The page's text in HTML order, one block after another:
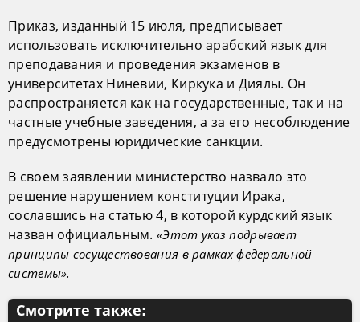
Приказ, изданный 15 июля, предписывает
использовать исключительно арабский язык для
преподавания и проведения экзаменов в
университетах Ниневии, Киркука и Диялы. Он
распространяется как на государственные, так и на
частные учебные заведения, а за его несоблюдение
предусмотрены юридические санкции.
В своем заявлении министерство назвало это
решение нарушением конституции Ирака,
сославшись на статью 4, в которой курдский язык
назван официальным. «Этот указ подрывает
принципы сосуществования в рамках федеральной
системы».
Смотрите также: